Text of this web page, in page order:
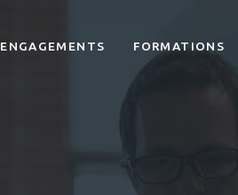
ENGAGEMENTS FORMATIONS